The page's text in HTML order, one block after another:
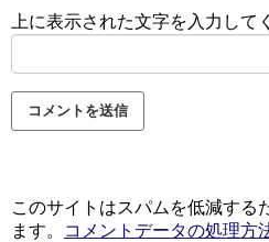
上に表示された文字を入力して
このサイトはスパムを低減する
ます。
コメントデータの処理方